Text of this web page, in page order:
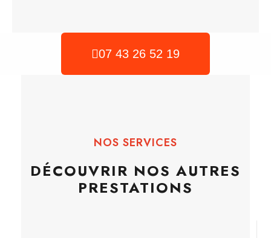
07 43 26 52 19
NOS SERVICES
DÉCOUVRIR NOS AUTRES
PRESTATIONS